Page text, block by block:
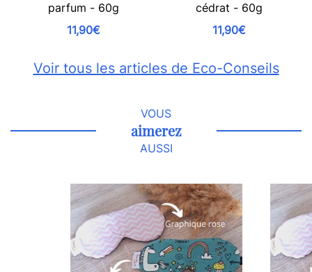
parfum - 60g
11,90€
cédrat - 60g
11,90€
Voir tous les articles de Eco-Conseils
VOUS
aimerez
AUSSI